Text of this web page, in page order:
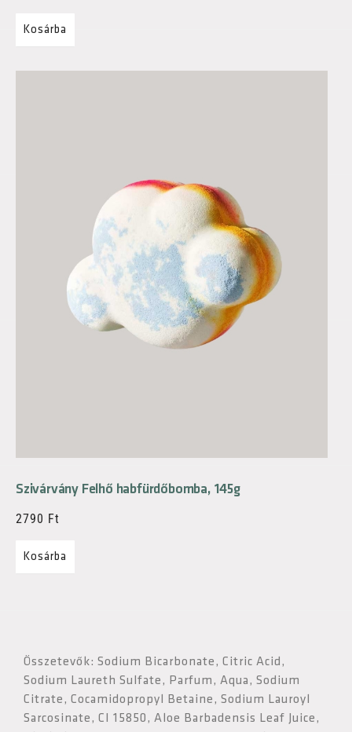
Kosárba
Szivárvány Felhő habfürdőbomba, 145g
2790 Ft
Kosárba
Összetevők: Sodium Bicarbonate, Citric Acid,
Sodium Laureth Sulfate, Parfum, Aqua, Sodium
Citrate, Cocamidopropyl Betaine, Sodium Lauroyl
Sarcosinate, CI 15850, Aloe Barbadensis Leaf Juice,